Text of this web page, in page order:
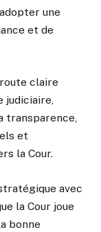
une
et de
claire
judiciaire,
transparence,
et
la Cour.
avec
la Cour joue
bonne